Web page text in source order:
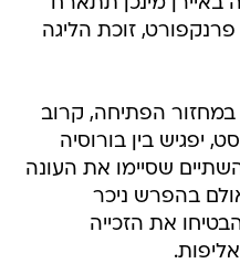
זוכת הליגה
הפתיחה, קרוב
שבת ה-6 באוגוסט, יפגיש בין בורוסיה
שסיימו את העונה
במקומות 2 ו-3, אולם בהפרש ניכר
את הזכייה